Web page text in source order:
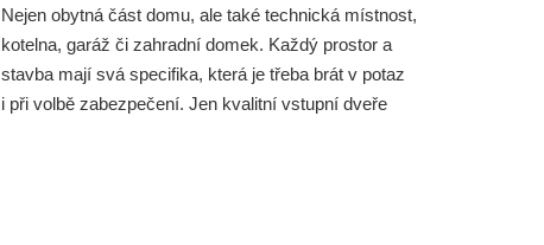
Nejen obytná část domu, ale také technická místnost,
kotelna, garáž či zahradní domek. Každý prostor a
stavba mají svá specifika, která je třeba brát v potaz
i při volbě zabezpečení. Jen kvalitní vstupní dveře